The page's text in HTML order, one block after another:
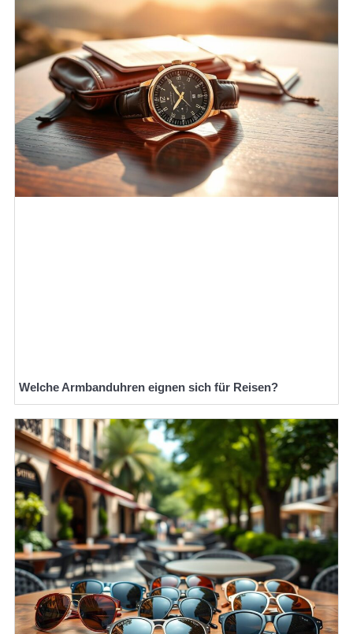
Welche Armbanduhren eignen sich für Reisen?